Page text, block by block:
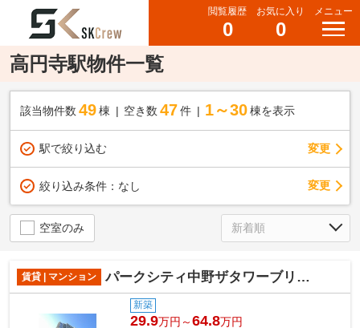
閲覧履歴
0
お気に入り
0
メニュー
高円寺駅物件一覧
該当物件数 49棟 空き数 47 件 1～30 棟を表示
駅で絞り込む 変更
絞り込み条件： なし 変更
空室のみ
賃貸 | マンション パークシティ中野ザタワーブリーズ
新築
29.9万円～64.8万円